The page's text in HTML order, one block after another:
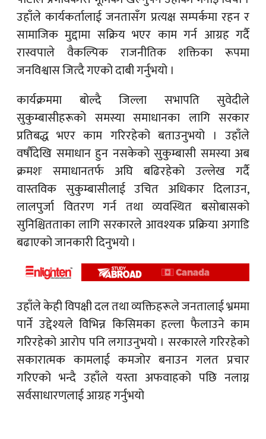
उहाँले कार्यकर्तालाई जनतासँग प्रत्यक्ष सम्पर्कमा रहन र
सामाजिक मुद्दामा सक्रिय भएर काम गर्न आग्रह गर्दै
रास्वपाले वैकल्पिक राजनीतिक शक्तिका रूपमा
जनविश्वास जित्दै गएको दाबी गर्नुभयो ।
कार्यक्रममा बोल्दै जिल्ला सभापति सुवेदीले
सुकुम्बासीहरूको समस्या समाधानका लागि सरकार
प्रतिबद्ध भएर काम गरिरहेको बताउनुभयो । उहाँले
वर्षौंदेखि समाधान हुन नसकेको सुकुम्बासी समस्या अब
क्रमशः समाधानतर्फ अघि बढिरहेको उल्लेख गर्दै
वास्तविक सुकुम्बासीलाई उचित अधिकार दिलाउन,
लालपुर्जा वितरण गर्न तथा व्यवस्थित बसोबासको
सुनिश्चितताका लागि सरकारले आवश्यक प्रक्रिया अगाडि
बढाएको जानकारी दिनुभयो ।
उहाँले केही विपक्षी दल तथा व्यक्तिहरूले जनतालाई भ्रममा
पार्ने उद्देश्यले विभिन्न किसिमका हल्ला फैलाउने काम
गरिरहेको आरोप पनि लगाउनुभयो । सरकारले गरिरहेको
सकारात्मक कामलाई कमजोर बनाउन गलत प्रचार
गरिएको भन्दै उहाँले यस्ता अफवाहको पछि नलाग्न
सर्वसाधारणलाई आग्रह गर्नुभयो